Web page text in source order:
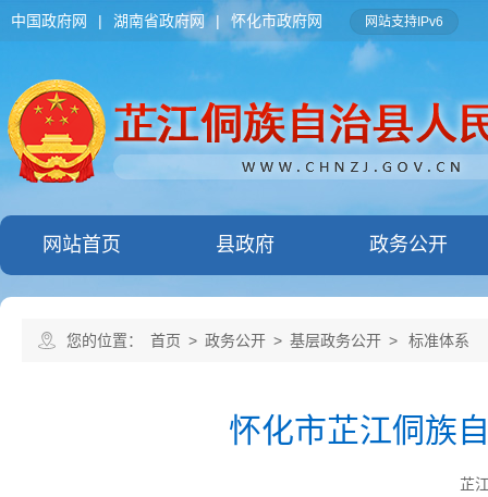
中国政府网 | 湖南省政府网 | 怀化市政府网 网站支持IPv6
网站首页 县政府 政务公开
您的位置： 首页 > 政务公开 > 基层政务公开 > 标准体系
怀化市芷江侗族
芷